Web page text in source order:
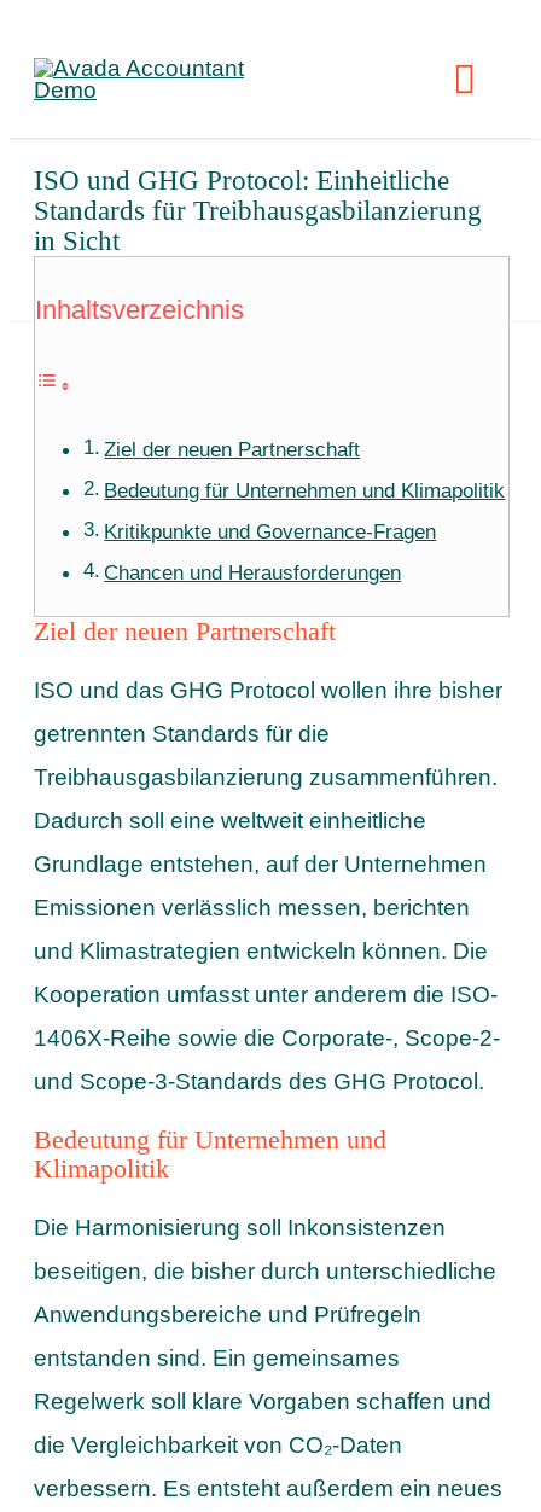
ISO und GHG Protocol: Einheitliche
Standards für Treibhausgasbilanzierung
in Sicht
Inhaltsverzeichnis
Ziel der neuen Partnerschaft
Bedeutung für Unternehmen und Klimapolitik
Kritikpunkte und Governance-Fragen
Chancen und Herausforderungen
Ziel der neuen Partnerschaft
ISO und das GHG Protocol wollen ihre bisher
getrennten Standards für die
Treibhausgasbilanzierung zusammenführen.
Dadurch soll eine weltweit einheitliche
Grundlage entstehen, auf der Unternehmen
Emissionen verlässlich messen, berichten
und Klimastrategien entwickeln können. Die
Kooperation umfasst unter anderem die ISO-
1406X-Reihe sowie die Corporate-, Scope-2-
und Scope-3-Standards des GHG Protocol.
Bedeutung für Unternehmen und
Klimapolitik
Die Harmonisierung soll Inkonsistenzen
beseitigen, die bisher durch unterschiedliche
Anwendungsbereiche und Prüfregeln
entstanden sind. Ein gemeinsames
Regelwerk soll klare Vorgaben schaffen und
die Vergleichbarkeit von CO₂-Daten
verbessern. Es entsteht außerdem ein neues